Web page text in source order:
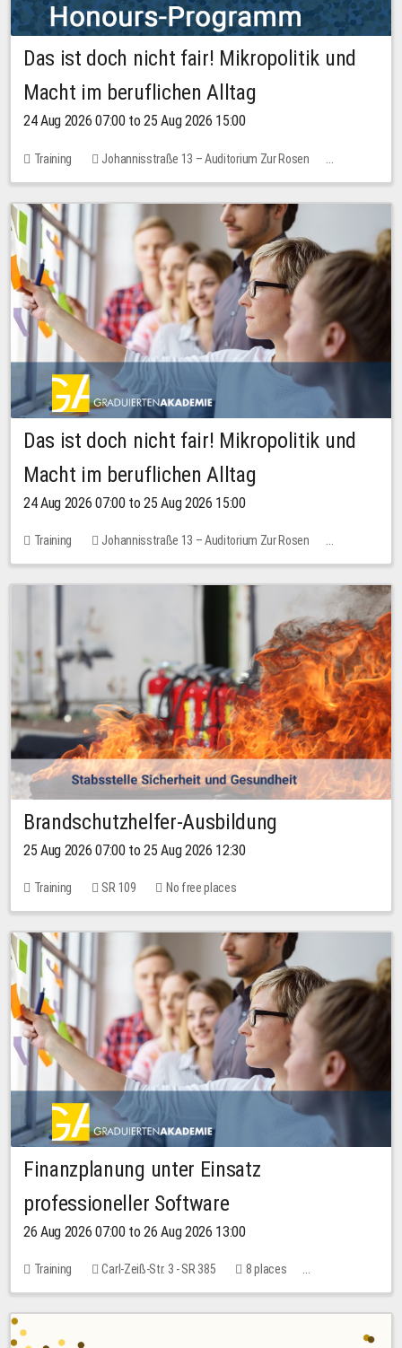
Das ist doch nicht fair! Mikropolitik und
Macht im beruflichen Alltag
24 Aug 2026 07:00 to 25 Aug 2026 15:00
Training
Johannisstraße 13 – Auditorium Zur Rosen
No free places
Das ist doch nicht fair! Mikropolitik und
Macht im beruflichen Alltag
24 Aug 2026 07:00 to 25 Aug 2026 15:00
Training
Johannisstraße 13 – Auditorium Zur Rosen
1 place
30.00 EUR
Brandschutzhelfer-Ausbildung
25 Aug 2026 07:00 to 25 Aug 2026 12:30
Training SR 109 No free places
Finanzplanung unter Einsatz
professioneller Software
26 Aug 2026 07:00 to 26 Aug 2026 13:00
Training Carl-Zeiß-Str. 3 - SR 385
8 places
20.00 EUR